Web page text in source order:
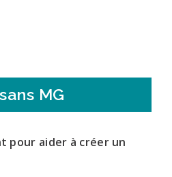
MG
pour aider à créer un